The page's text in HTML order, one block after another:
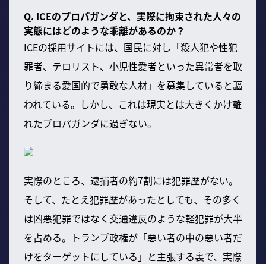
Q. ICEのプロパガンダと、実際に拘束された人々の
実態にはどのような乖離があるのか？
ICEの採用サイトには、国民に対し「殺人犯や性犯
罪者、テロリスト、小児性愛者といった異常者を取
り締まる愛国的で勇敢な人材」を募集していると謳
われている。しかし、これは現実とは大きくかけ離
れたプロパガンダに過ぎない。
実際のところ、逮捕者の約7割には犯罪歴がない。
そして、たとえ犯罪歴があったとしても、その多く
は凶悪犯罪ではなく交通違反のような軽犯罪が大半
を占める。トランプ政権が「悪い者の中の悪い者だ
けをターゲットにしている」と主張する裏で、実際